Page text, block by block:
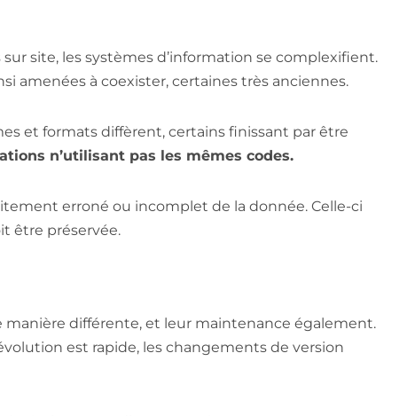
site, les systèmes d’information se complexifient.
amenées à coexister, certaines très anciennes.
et formats diffèrent, certains finissant par être
n’utilisant pas les mêmes codes.
erroné ou incomplet de la donnée. Celle-ci
être préservée.
différente, et leur maintenance également.
est rapide, les changements de version